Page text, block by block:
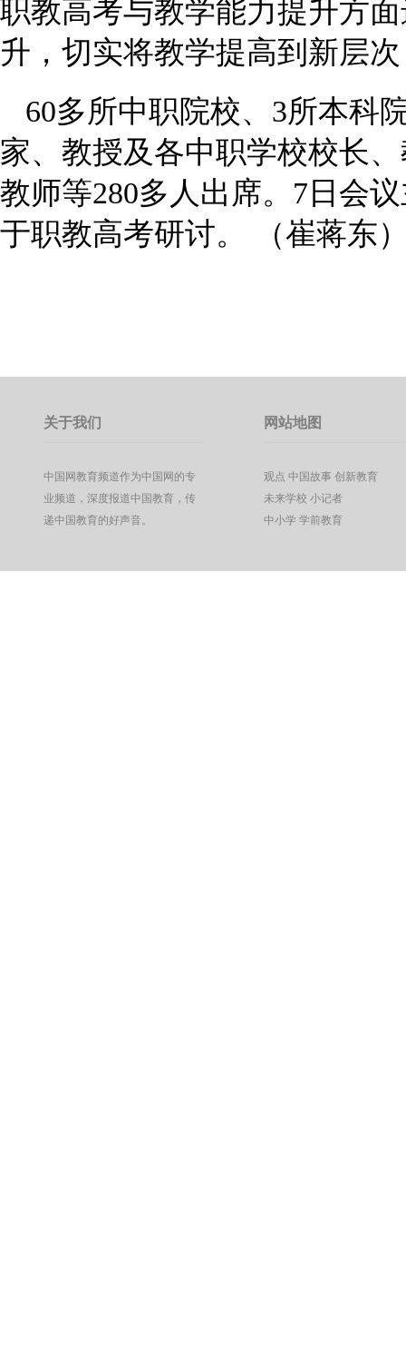
职教高考与教学能力提升方
升，切实将教学提高到新层
60多所中职院校、3所本科
家、教授及各中职学校校长
教师等280多人出席。7日会
于职教高考研讨。 （崔蒋东